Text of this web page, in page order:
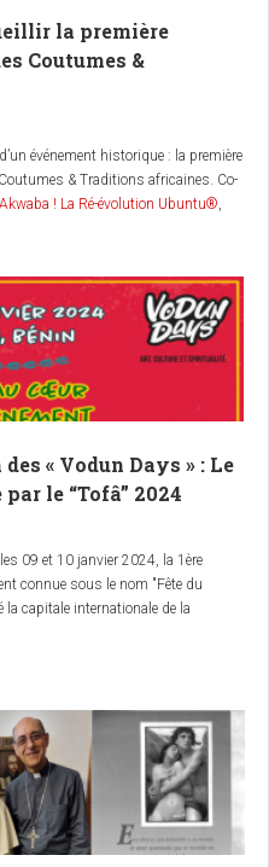
la première
Coutumes &
événement historique : la première
& Traditions africaines. Co-
Akwaba ! La Ré-évolution Ubuntu®,
au Burkina Faso en
& Représentativité : Quelle Afrique
?”, cette initiative vise à promouvoir
de sa richesse culturelle et
ordre mondial, plus juste et
« Vodun Days » : Le
le “Tofâ” 2024
09 et 10 janvier 2024, la 1ère
connue sous le nom "Fête du
capitale internationale de la